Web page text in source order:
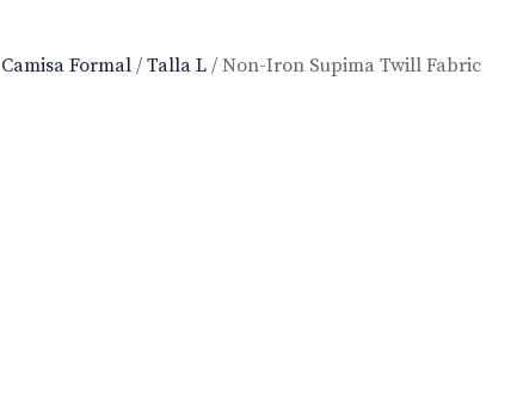
Camisa Formal / Talla L / Non-Iron Supima Twill Fabric